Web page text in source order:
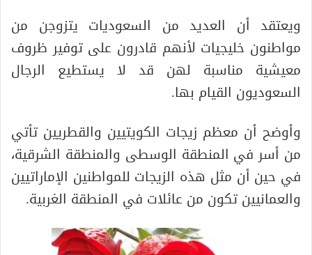
ويعتقد أن العديد من السعوديات يتزوجن من
مواطنون خليجيات لأنهم قادرون على توفير ظروف
معيشية مناسبة لهن قد لا يستطيع الرجال
السعوديون القيام بها.
وأوضح أن معظم زيجات الكويتيين والقطريين تأتي
من أسر في المنطقة الوسطى والمنطقة الشرقية،
في حين أن مثل هذه الزيجات للمواطنين الإماراتيين
والعمانيين تكون من عائلات في المنطقة الغربية.